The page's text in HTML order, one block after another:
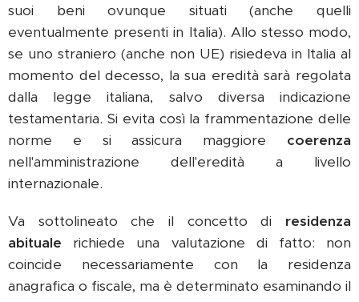
suoi beni ovunque situati (anche quelli
eventualmente presenti in Italia). Allo stesso modo,
se uno straniero (anche non UE) risiedeva in Italia al
momento del decesso, la sua eredità sarà regolata
dalla legge italiana, salvo diversa indicazione
testamentaria. Si evita così la frammentazione delle
norme e si assicura maggiore coerenza
nell'amministrazione dell'eredità a livello
internazionale.
Va sottolineato che il concetto di residenza
abituale richiede una valutazione di fatto: non
coincide necessariamente con la residenza
anagrafica o fiscale, ma è determinato esaminando il